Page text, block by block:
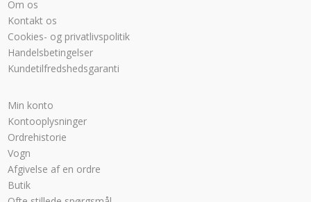
Om os
Kontakt os
Cookies- og privatlivspolitik
Handelsbetingelser
Kundetilfredshedsgaranti
Min konto
Kontooplysninger
Ordrehistorie
Vogn
Afgivelse af en ordre
Butik